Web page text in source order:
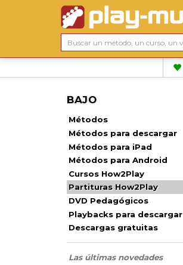
BAJO
Métodos
Métodos para descargar
Métodos para iPad
Métodos para Android
Cursos How2Play
Partituras How2Play
DVD Pedagógicos
Playbacks para descargar
Descargas gratuitas
Las últimas novedades